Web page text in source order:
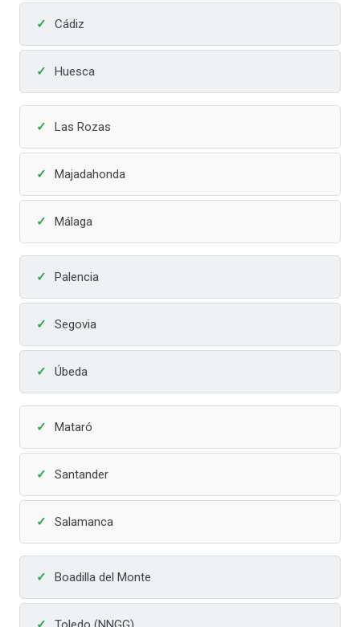
Cádiz
Huesca
Las Rozas
Majadahonda
Málaga
Palencia
Segovia
Úbeda
Mataró
Santander
Salamanca
Boadilla del Monte